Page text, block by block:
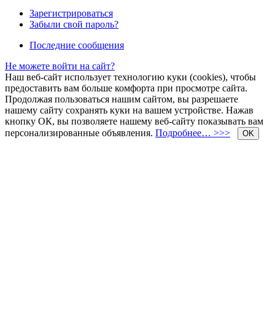
Зарегистрироваться
Забыли свой пароль?
Последние сообщения
Не можете войти на сайт?
Наш веб-сайт использует технологию куки (cookies), чтобы
предоставить вам больше комфорта при просмотре сайта.
Продолжая пользоваться нашим сайтом, вы разрешаете
нашему сайту сохранять куки на вашем устройстве. Нажав
кнопку ОК, вы позволяете нашему веб-сайту показывать вам
персонализированные объявления. Подробнее… >>> OK